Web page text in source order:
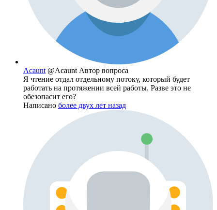
Acaunt @Acaunt Автор вопроса
Я чтение отдал отдельному потоку, который будет
работать на протяжении всей работы. Разве это не
обезопасит его?
Написано более двух лет назад